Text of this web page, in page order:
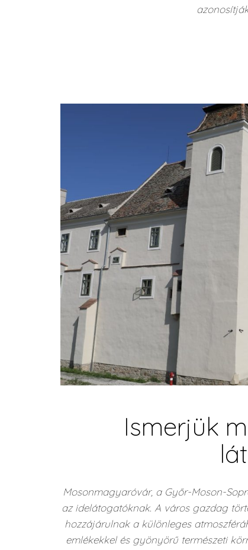
Ismerjük
Mosonmagyaróvár, a Győr-Moson-
az idelátogatóknak. A város gazdag
hozzájárulnak a különleges
emlékekkel és gyönyörű természeti